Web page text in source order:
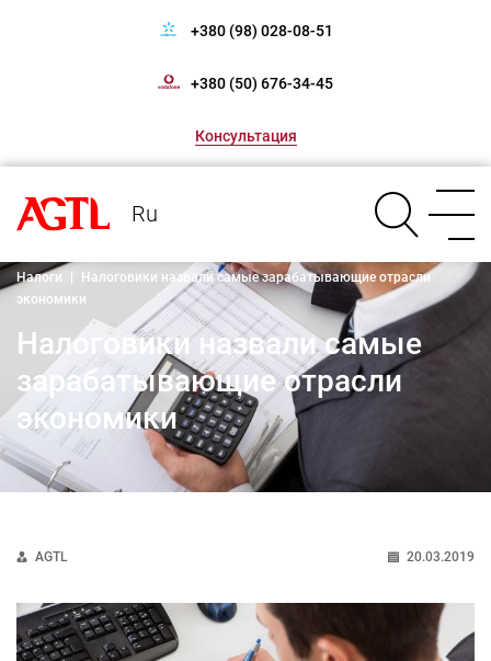
+380 (98) 028-08-51
+380 (50) 676-34-45
Консультация
Ru
Налоги
Налоговики назвали самые зарабатывающие отрасли
экономики
Налоговики назвали самые
зарабатывающие отрасли
экономики
AGTL 20.03.2019